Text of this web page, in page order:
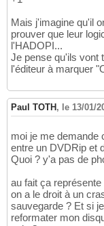
Mais j'imagine qu'il
prouver que leur
l'HADOPI...
Je pense qu'ils vont
l'éditeur à marquer
Paul TOTH, le 13/01/
moi je me demande
entre un DVDRip et
Quoi ? y'a pas de
au fait ça
on a le droit à un
sauvegarde ? Et si
reformater mon